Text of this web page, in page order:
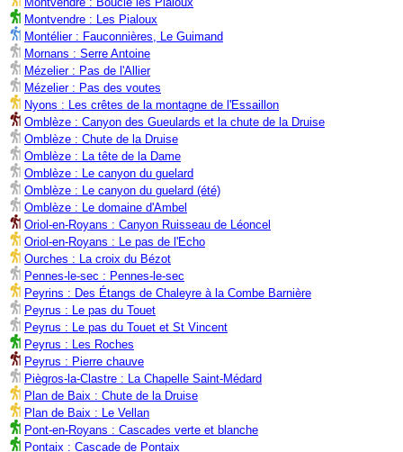
Montvendre : Les Pialoux
Montélier : Fauconnières, Le Guimand
Mornans : Serre Antoine
Mézelier : Pas de l'Allier
Mézelier : Pas des voutes
Nyons : Les crêtes de la montagne de l'Essaillon
Omblèze : Canyon des Gueulards et la chute de la Druise
Omblèze : Chute de la Druise
Omblèze : La tête de la Dame
Omblèze : Le canyon du guelard
Omblèze : Le canyon du guelard (été)
Omblèze : Le domaine d'Ambel
Oriol-en-Royans : Canyon Ruisseau de Léoncel
Oriol-en-Royans : Le pas de l'Echo
Ourches : La croix du Bézot
Pennes-le-sec : Pennes-le-sec
Peyrins : Des Étangs de Chaleyre à la Combe Barnière
Peyrus : Le pas du Touet
Peyrus : Le pas du Touet et St Vincent
Peyrus : Les Roches
Peyrus : Pierre chauve
Piègros-la-Clastre : La Chapelle Saint-Médard
Plan de Baix : Chute de la Druise
Plan de Baix : Le Vellan
Pont-en-Royans : Cascades verte et blanche
Pontaix : Cascade de Pontaix